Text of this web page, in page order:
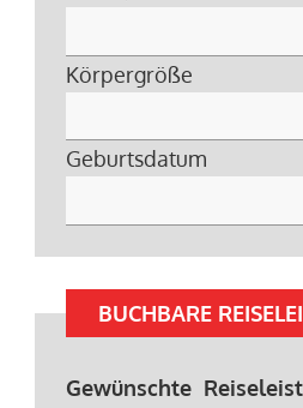
Körpergröße
Geburtsdatum
BUCHBARE
Gewünschte